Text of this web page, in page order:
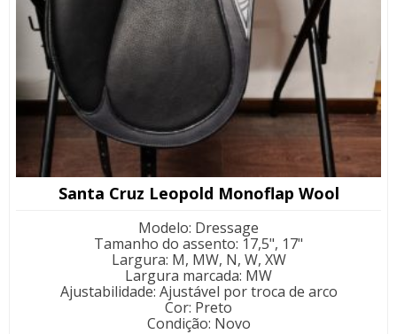
Santa Cruz Leopold Monoflap Wool
Modelo: Dressage
Tamanho do assento: 17,5", 17"
Largura: M, MW, N, W, XW
Largura marcada: MW
Ajustabilidade: Ajustável por troca de arco
Cor: Preto
Condição: Novo